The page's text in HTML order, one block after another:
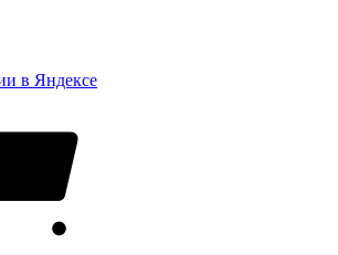
в Яндексе